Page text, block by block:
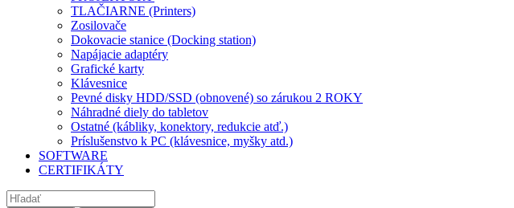
TLAČIARNE (Printers)
Zosilovače
Dokovacie stanice (Docking station)
Napájacie adaptéry
Grafické karty
Klávesnice
Pevné disky HDD/SSD (obnovené) so zárukou 2 ROKY
Náhradné diely do tabletov
Ostatné (kábliky, konektory, redukcie atď.)
Príslušenstvo k PC (klávesnice, myšky atd.)
SOFTWARE
CERTIFIKÁTY